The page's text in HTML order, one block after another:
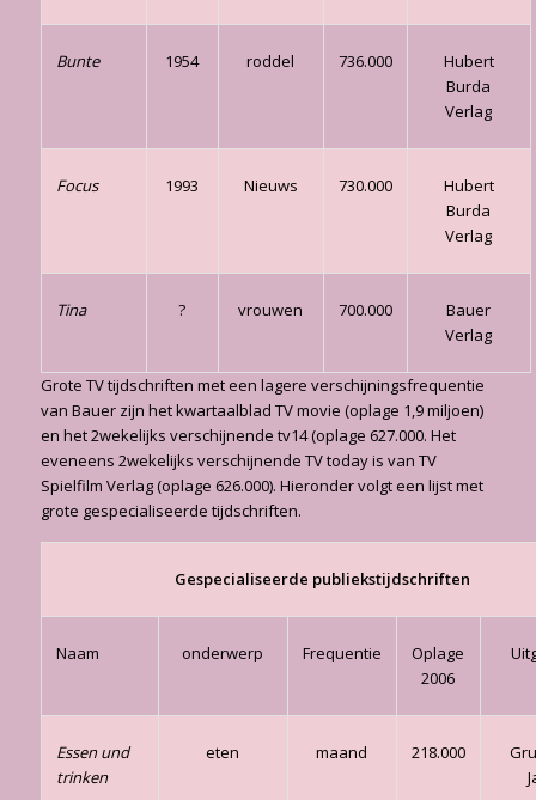
Bunte 1954 roddel 736.000
Hubert
Burda
Verlag
Focus 1993 Nieuws 730.000
Hubert
Burda
Verlag
Tina ? vrouwen 700.000
Bauer
Verlag
Grote TV tijdschriften met een lagere verschijningsfrequentie
van Bauer zijn het kwartaalblad TV movie (oplage 1,9 miljoen)
en het 2wekelijks verschijnende tv14 (oplage 627.000. Het
eveneens 2wekelijks verschijnende TV today is van TV
Spielfilm Verlag (oplage 626.000). Hieronder volgt een lijst met
grote gespecialiseerde tijdschriften.
Gespecialiseerde publiekstijdschriften
Naam onderwerp Frequentie
Oplage
2006
Essen und
trinken
eten maand 218.000